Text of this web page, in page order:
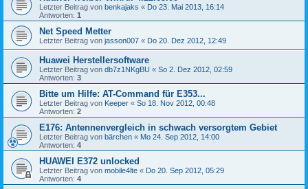
Letzter Beitrag von benkajaks « Do 23. Mai 2013, 16:14
Antworten: 1
Net Speed Metter
Letzter Beitrag von jasson007 « Do 20. Dez 2012, 12:49
Huawei Herstellersoftware
Letzter Beitrag von db7z1NKgBU « So 2. Dez 2012, 02:59
Antworten: 3
Bitte um Hilfe: AT-Command für E353...
Letzter Beitrag von Keeper « So 18. Nov 2012, 00:48
Antworten: 2
E176: Antennenvergleich in schwach versorgtem Gebiet
Letzter Beitrag von bärchen « Mo 24. Sep 2012, 14:00
Antworten: 4
HUAWEI E372 unlocked
Letzter Beitrag von mobile4lte « Do 20. Sep 2012, 05:29
Antworten: 4